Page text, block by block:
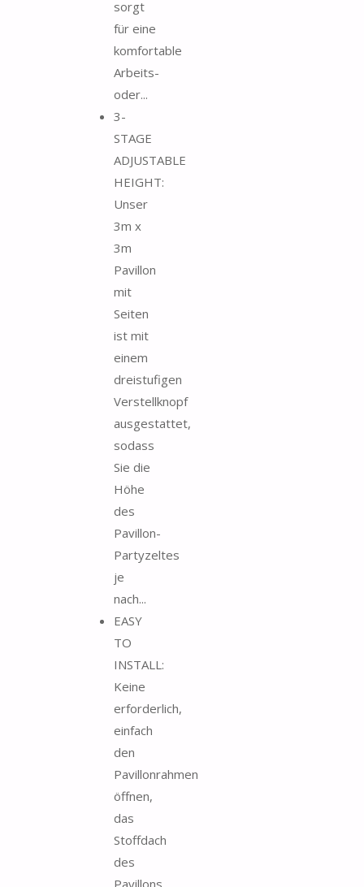
sorgt
für eine
komfortable
Arbeits-
oder...
3-
STAGE
ADJUSTABLE
HEIGHT:
Unser
3m x
3m
Pavillon
mit
Seiten
ist mit
einem
dreistufigen
Verstellknopf
ausgestattet,
sodass
Sie die
Höhe
des
Pavillon-
Partyzeltes
je
nach...
EASY
TO
INSTALL:
Keine
erforderlich,
einfach
den
Pavillonrahmen
öffnen,
das
Stoffdach
des
Pavillons